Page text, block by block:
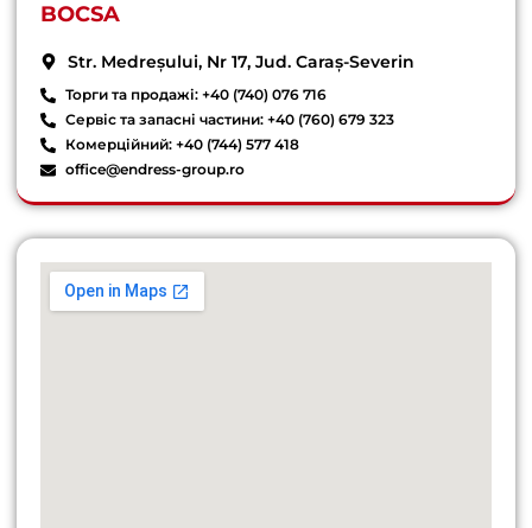
BOCSA
Str. Medreșului, Nr 17, Jud. Caraș-Severin
Торги та продажі: +40 (740) 076 716
Сервіс та запасні частини: +40 (760) 679 323
Комерційний: +40 (744) 577 418
office@endress-group.ro